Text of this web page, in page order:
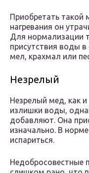
Приобретать такой
нагревания он
Для нормализации
присутствия воды в
мел, крахмал или
Незрелый
Незрелый мед, как
излишки воды,
добавляют. Она
изначально. В
испариться.
Недобросовестные